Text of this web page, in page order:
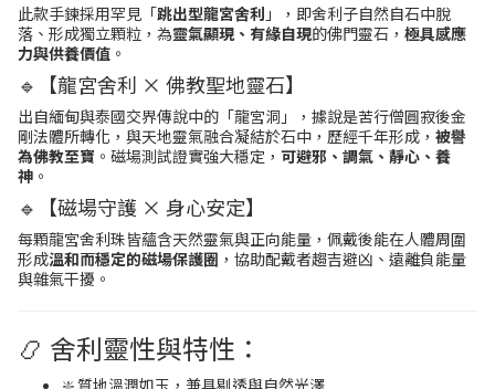
此款手鍊採用罕見「跳出型龍宮舍利 」，即舍利子自然自石中脫
落、形成獨立顆粒，為靈氣顯現、有緣自現的佛門靈石， 極具感應
力與供養價值 。
🔹【龍宮舍利 × 佛教聖地靈石】
出自緬甸與泰國交界傳說中的「龍宮洞」，據說是苦行僧圓寂後金
剛法體所轉化，與天地靈氣融合凝結於石中，歷經千年形成， 被譽
為佛教至寶 。磁場測試證實強大穩定， 可避邪、調氣、靜心、養
神 。
🔹【磁場守護 × 身心安定】
每顆龍宮舍利珠皆蘊含天然靈氣與正向能量，佩戴後能在人體周圍
形成溫和而穩定的磁場保護圈 ，協助配戴者趨吉避凶、遠離負能量
與雜氣干擾。
📿 舍利靈性與特性：
❇️ 質地溫潤如玉，兼具剔透與自然光澤